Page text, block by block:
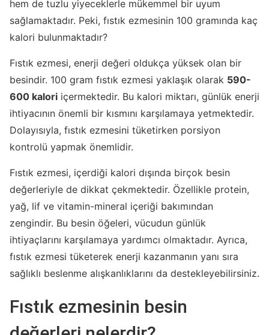
hem de tuzlu yiyeceklerle mükemmel bir uyum
sağlamaktadır. Peki, fıstık ezmesinin 100 gramında kaç
kalori bulunmaktadır?
Fıstık ezmesi, enerji değeri oldukça yüksek olan bir
besindir. 100 gram fıstık ezmesi yaklaşık olarak 590-
600 kalori içermektedir. Bu kalori miktarı, günlük enerji
ihtiyacının önemli bir kısmını karşılamaya yetmektedir.
Dolayısıyla, fıstık ezmesini tüketirken porsiyon
kontrolü yapmak önemlidir.
Fıstık ezmesi, içerdiği kalori dışında birçok besin
değerleriyle de dikkat çekmektedir. Özellikle protein,
yağ, lif ve vitamin-mineral içeriği bakımından
zengindir. Bu besin öğeleri, vücudun günlük
ihtiyaçlarını karşılamaya yardımcı olmaktadır. Ayrıca,
fıstık ezmesi tüketerek enerji kazanmanın yanı sıra
sağlıklı beslenme alışkanlıklarını da destekleyebilirsiniz.
Fıstık ezmesinin besin